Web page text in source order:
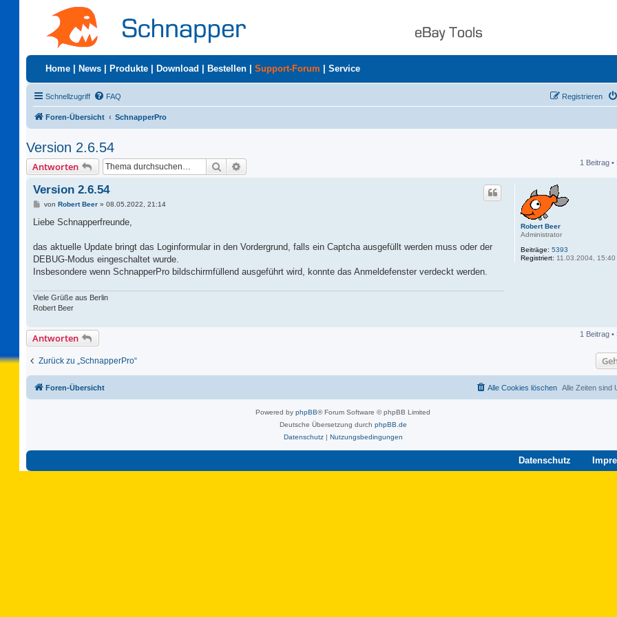
Home News Produkte Download Bestellen Support-Forum Service
Schnellzugriff FAQ Registrieren
Foren-Übersicht SchnapperPro
Version 2.6.54
Antworten Suche 1 Beitrag •
Robert Beer
Administrator
Beiträge: 5393
Registriert: 11.03.2004, 15:40
Version 2.6.54
B
i
a
von Robert Beer» 08.05.2022, 21:14
Liebe Schnapperfreunde,
das aktuelle Update bringt das Loginformular in den Vordergrund, falls ein Captcha ausgefüllt werden muss oder der
DEBUG-Modus eingeschaltet wurde.
Insbesondere wenn SchnapperPro bildschirmfüllend ausgeführt wird, konnte das Anmeldefenster verdeckt werden.
Viele Grüße aus Berlin
Robert Beer
Antworten 1 Beitrag •
Zurück zu „SchnapperPro“
Foren-Übersicht Alle Zeiten sind
Alle Cookies löschen
Powered by phpBB® Forum Software © phpBB Limited
Deutsche Übersetzung durch phpBB.de
Datenschutz| Nutzungsbedingungen
Datenschutz